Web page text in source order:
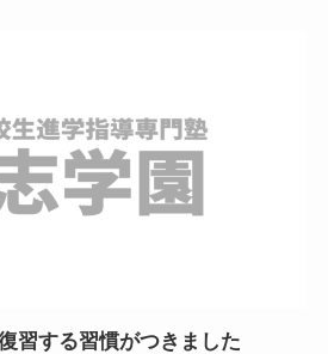
習する習慣がつきました